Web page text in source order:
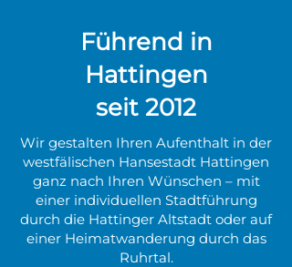
Führend in
Hattingen
seit 2012
Wir gestalten Ihren Aufenthalt in der
westfälischen Hansestadt Hattingen
ganz nach Ihren Wünschen – mit
einer individuellen Stadtführung
durch die Hattinger Altstadt oder auf
einer Heimatwanderung durch das
Ruhrtal.